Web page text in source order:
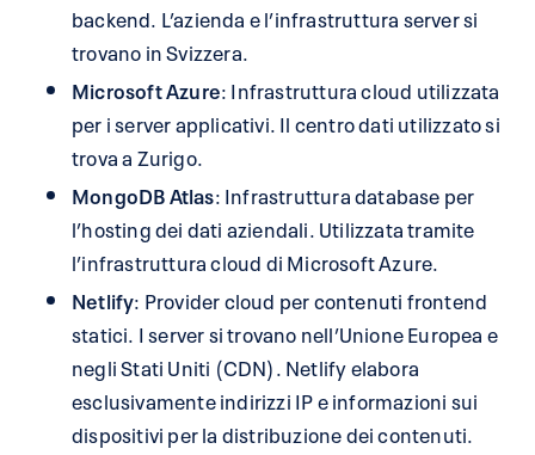
backend. L’azienda e l’infrastruttura server si
trovano in Svizzera.
Microsoft Azure: Infrastruttura cloud utilizzata
per i server applicativi. Il centro dati utilizzato si
trova a Zurigo.
MongoDB Atlas: Infrastruttura database per
l’hosting dei dati aziendali. Utilizzata tramite
l’infrastruttura cloud di Microsoft Azure.
Netlify: Provider cloud per contenuti frontend
statici. I server si trovano nell’Unione Europea e
negli Stati Uniti (CDN). Netlify elabora
esclusivamente indirizzi IP e informazioni sui
dispositivi per la distribuzione dei contenuti.